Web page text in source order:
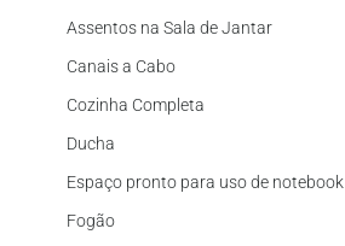
Assentos na Sala de Jantar
Canais a Cabo
Cozinha Completa
Ducha
Espaço pronto para uso de notebook
Fogão